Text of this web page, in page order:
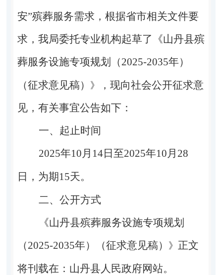
安”殡葬服务需求，根据省市相关文件要
求，我局委托专业机构起草了《山丹县殡
葬服务设施专项规划（2025-2035年）
（征求意见稿）
》
，现向社会公开征求意
见，有关事宜公告如下：
一、起止时间
2025年10 月 14日至2025年10 月 28
日，为期15天。
二、公开方式
《山丹县殡葬服务设施专项规划
（2025-2035年）（征求意见稿） 》 正文
将刊载在：山丹县人民政府网站。